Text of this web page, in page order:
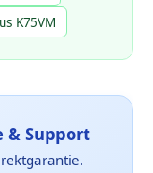
K75VM
& Support